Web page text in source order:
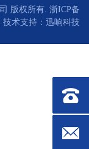
版权所有. 浙ICP备
. 技术支持：迅响科技
联系方
邮箱：